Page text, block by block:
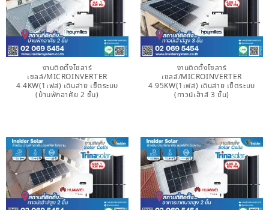
งานติดตั้งโซลาร์
เซลล์/MICROINVERTER
4.4KW(1เฟส) เดินสาย เซ็ตระบบ
(บ้านพักอาศัย 2 ชั้น)
งานติดตั้งโซลาร์
เซลล์/MICROINVERTER
4.95KW(1เฟส) เดินสาย เซ็ตระบบ
(ทาวน์เฮ้าส์ 3 ชั้น)